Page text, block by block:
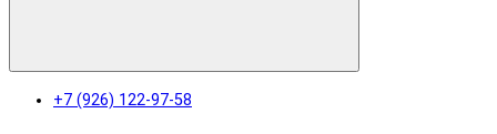
+7 (926) 122-97-58